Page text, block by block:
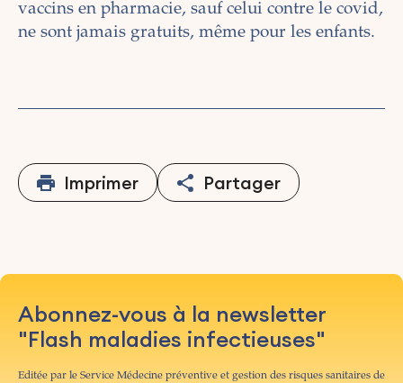
vaccins en pharmacie, sauf celui contre le covid,
ne sont jamais gratuits, même pour les enfants.
Imprimer Partager
Abonnez-vous à la newsletter
"Flash maladies infectieuses"
Editée par le Service Médecine préventive et gestion des risques sanitaires de